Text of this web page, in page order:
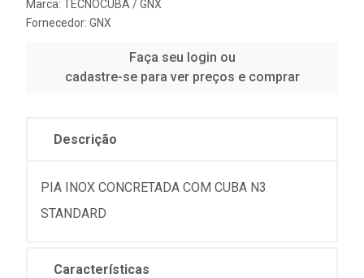
Marca: TECNOCUBA / GNX
Fornecedor: GNX
Faça seu login ou
cadastre-se para ver preços e comprar
Descrição
PIA INOX CONCRETADA COM CUBA N3
STANDARD
Características